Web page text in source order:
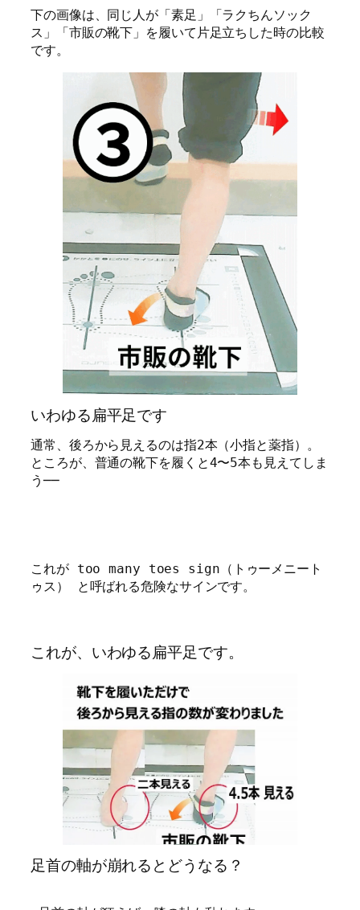
下の画像は、同じ人が「素足」「ラクちんソック
ス」「市販の靴下」を履いて片足立ちした時の比較
です。
いわゆる扁平足です
通常、後ろから見えるのは指2本（小指と薬指）。
ところが、普通の靴下を履くと4〜5本も見えてしま
う──
これが too many toes sign（トゥーメニート
ゥス） と呼ばれる危険なサインです。
これが、いわゆる扁平足です。
足首の軸が崩れるとどうなる？